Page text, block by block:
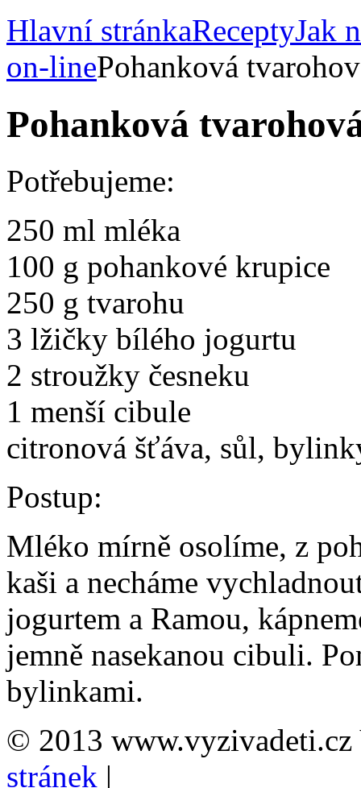
Hlavní stránkaReceptyJak
on-linePohanková
Pohanková
Potřebujeme:
250 ml mléka
100 g pohankové krupice
250 g tvarohu
3 lžičky bílého jogurtu
2 stroužky česneku
1 menší cibule
citronová šťáva, sůl,
Postup:
Mléko mírně osolíme, z
kaši a necháme
jogurtem a Ramou,
jemně nasekanou cibuli.
bylinkami.
© 2013 www.vyzivadeti.cz
stránek |